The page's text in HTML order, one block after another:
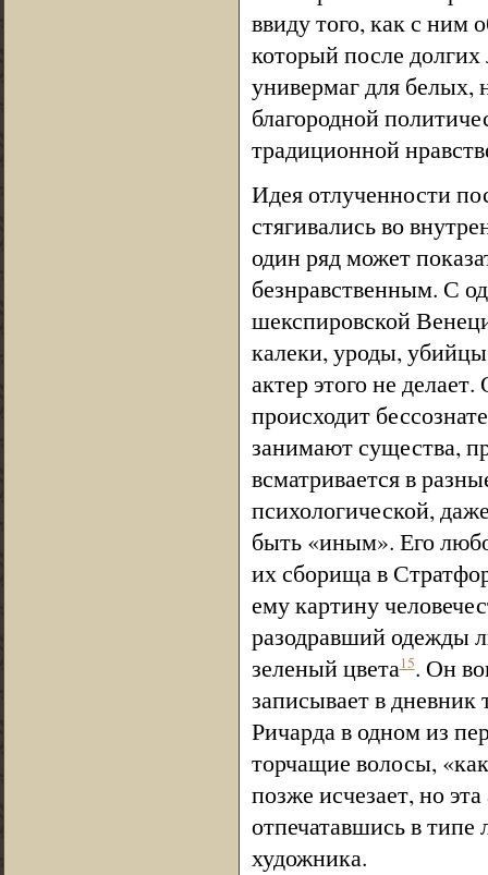
ввиду того, как с
который после
универмаг для белых,
благородной
традиционной
Идея отлученности
стягивались во
один ряд может
безнравственным. С
шекспировской
калеки, уроды,
актер этого не
происходит
занимают существа,
всматривается в
психологической,
быть «иным». Его
их сборища в
ему картину
разодравший одежды
зеленый цвета15. Он
записывает в дневник
Ричарда в одном из
торчащие волосы,
позже исчезает, но
отпечатавшись в типе
художника.